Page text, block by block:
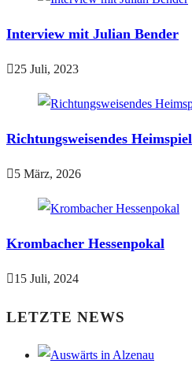
Interview mit Julian Bender
25 Juli, 2023
Richtungsweisendes Heimspiel
5 März, 2026
Krombacher Hessenpokal
15 Juli, 2024
LETZTE NEWS